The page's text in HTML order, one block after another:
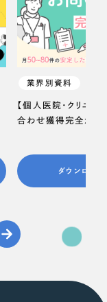
業界別資料
【個人医院・クリニッ
合わせ獲得完全ガイ
ダウンロード